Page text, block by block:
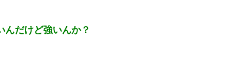
んだけど強いんか？